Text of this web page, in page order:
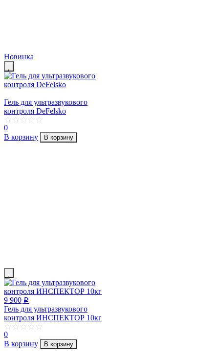
Новинка
Гель для ультразвукового
контроля DeFelsko
0
В корзину
В корзину
9 900 p
Гель для ультразвукового
контроля ИНСПЕКТОР 10кг
0
В корзину
В корзину